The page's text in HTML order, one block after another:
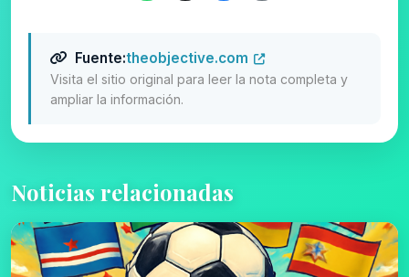
Fuente:theobjective.com
Visita el sitio original para leer la nota completa y
ampliar la información.
Noticias relacionadas